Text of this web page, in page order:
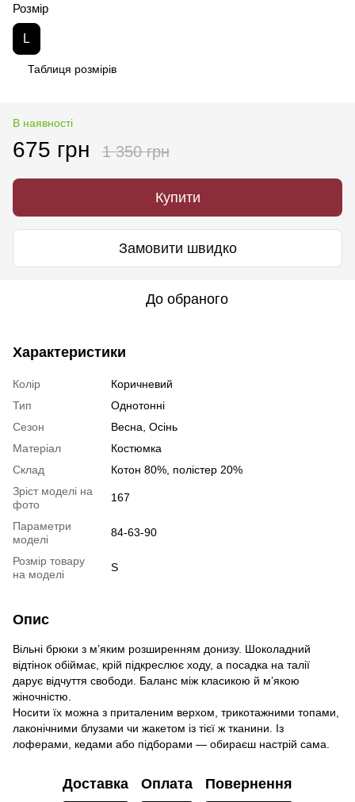
Розмір
L
Таблиця розмірів
В наявності
675 грн 1 350 грн
Купити
Замовити швидко
До обраного
Характеристики
Колір
Коричневий
Тип
Однотонні
Сезон
Весна, Осінь
Матеріал
Костюмка
Склад
Котон 80%, полістер 20%
Зріст моделі на
фото
167
Параметри
моделі
84-63-90
Розмір товару
на моделі
S
Опис
Вільні брюки з м’яким розширенням донизу. Шоколадний
відтінок обіймає, крій підкреслює ходу, а посадка на талії
дарує відчуття свободи. Баланс між класикою й м’якою
жіночністю.
Носити їх можна з приталеним верхом, трикотажними топами,
лаконічними блузами чи жакетом із тієї ж тканини. Із
лоферами, кедами або підборами — обираєш настрій сама.
Доставка Оплата Повернення